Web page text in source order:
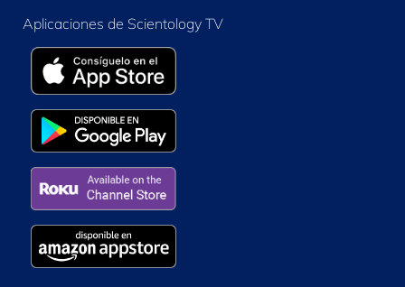
Aplicaciones de Scientology TV